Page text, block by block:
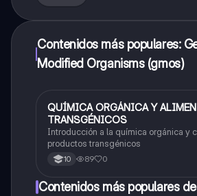
Contenidos más populares:
Modified Organisms (gmos)
Química
QUÍMICA ORGÁNICA Y
TRANSGÉNICOS
Introducción a la química orgánica y
productos transgénicos
10 89 0
Contenidos más populares